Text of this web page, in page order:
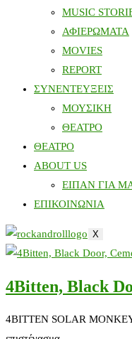
MUSIC
ΑΦΙΕΡΩΜΑΤΑ
MOVIES
REPORT
ΣΥΝΕΝΤΕΥΞΕΙΣ
ΜΟΥΣΙΚΗ
ΘΕΑΤΡΟ
ΘΕΑΤΡΟ
ABOUT US
ΕΙΠΑΝ ΓΙΑ
ΕΠΙΚΟΙΝΩΝΙΑ
X
4Bitten, Black
4BITTEN SOLAR